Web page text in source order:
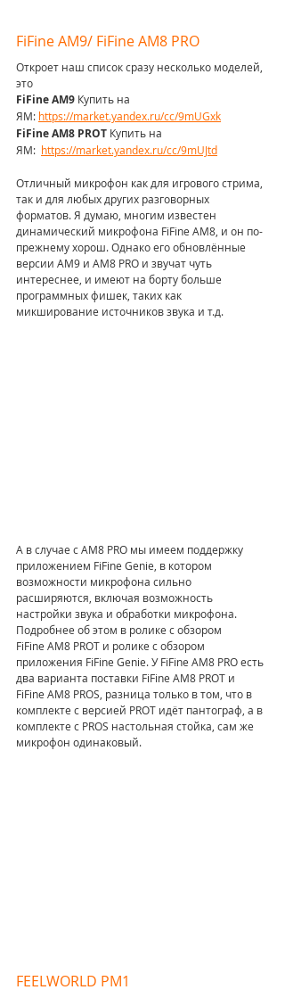
FiFine AM9/ FiFine AM8 PRO
Откроет наш список сразу несколько моделей,
это
FiFine AM9 Купить на
ЯМ: https://market.yandex.ru/cc/9mUGxk
FiFine AM8 PROT Купить на
ЯМ: https://market.yandex.ru/cc/9mUJtd
Отличный микрофон как для игрового стрима,
так и для любых других разговорных
форматов. Я думаю, многим известен
динамический микрофона FiFine AM8, и он по-
прежнему хорош. Однако его обновлённые
версии AM9 и AM8 PRO и звучат чуть
интереснее, и имеют на борту больше
программных фишек, таких как
микширование источников звука и т.д.
А в случае с AM8 PRO мы имеем поддержку
приложением FiFine Genie, в котором
возможности микрофона сильно
расширяются, включая возможность
настройки звука и обработки микрофона.
Подробнее об этом в ролике с обзором
FiFine AM8 PROT и ролике с обзором
приложения FiFine Genie. У FiFine AM8 PRO есть
два варианта поставки FiFine AM8 PROT и
FiFine AM8 PROS, разница только в том, что в
комплекте с версией PROT идёт пантограф, а в
комплекте с PROS настольная стойка, сам же
микрофон одинаковый.
FEELWORLD PM1